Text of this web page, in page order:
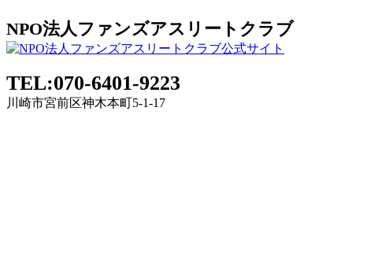
NPO法人ファンズアスリートクラブ
TEL:070-6401-9223
川崎市宮前区神木本町5-1-17